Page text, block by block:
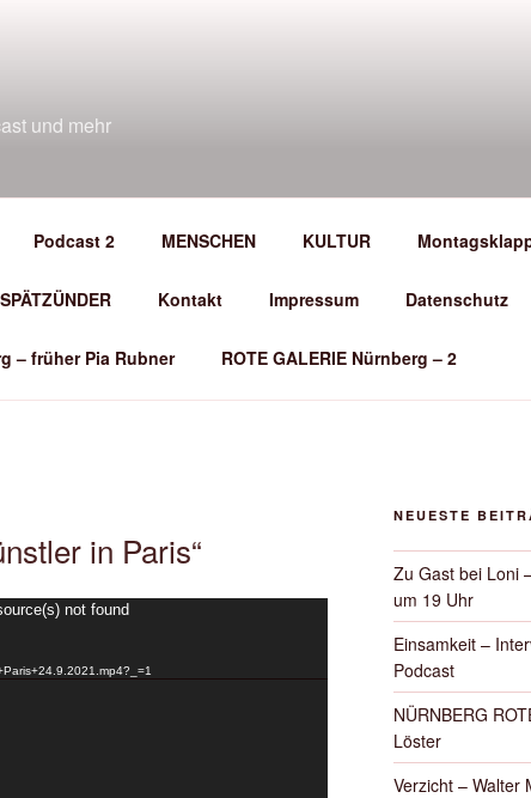
und mehr
Podcast 2 MENSCHEN KULTUR
SPÄTZÜNDER Kontakt Impressum Datenschutz
– früher Pia Rubner ROTE GALERIE Nürnberg – 2
in Paris“
not found
NEUESTE
Zu Gast bei Loni
um 19 Uhr
Einsamkeit –
Podcast
NÜRNBERG
Löster
Verzicht – Walter